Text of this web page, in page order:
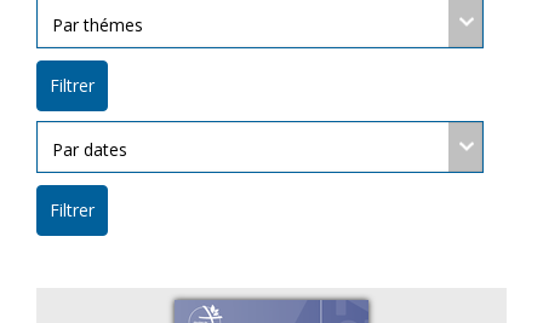
Filtrer
Filtrer